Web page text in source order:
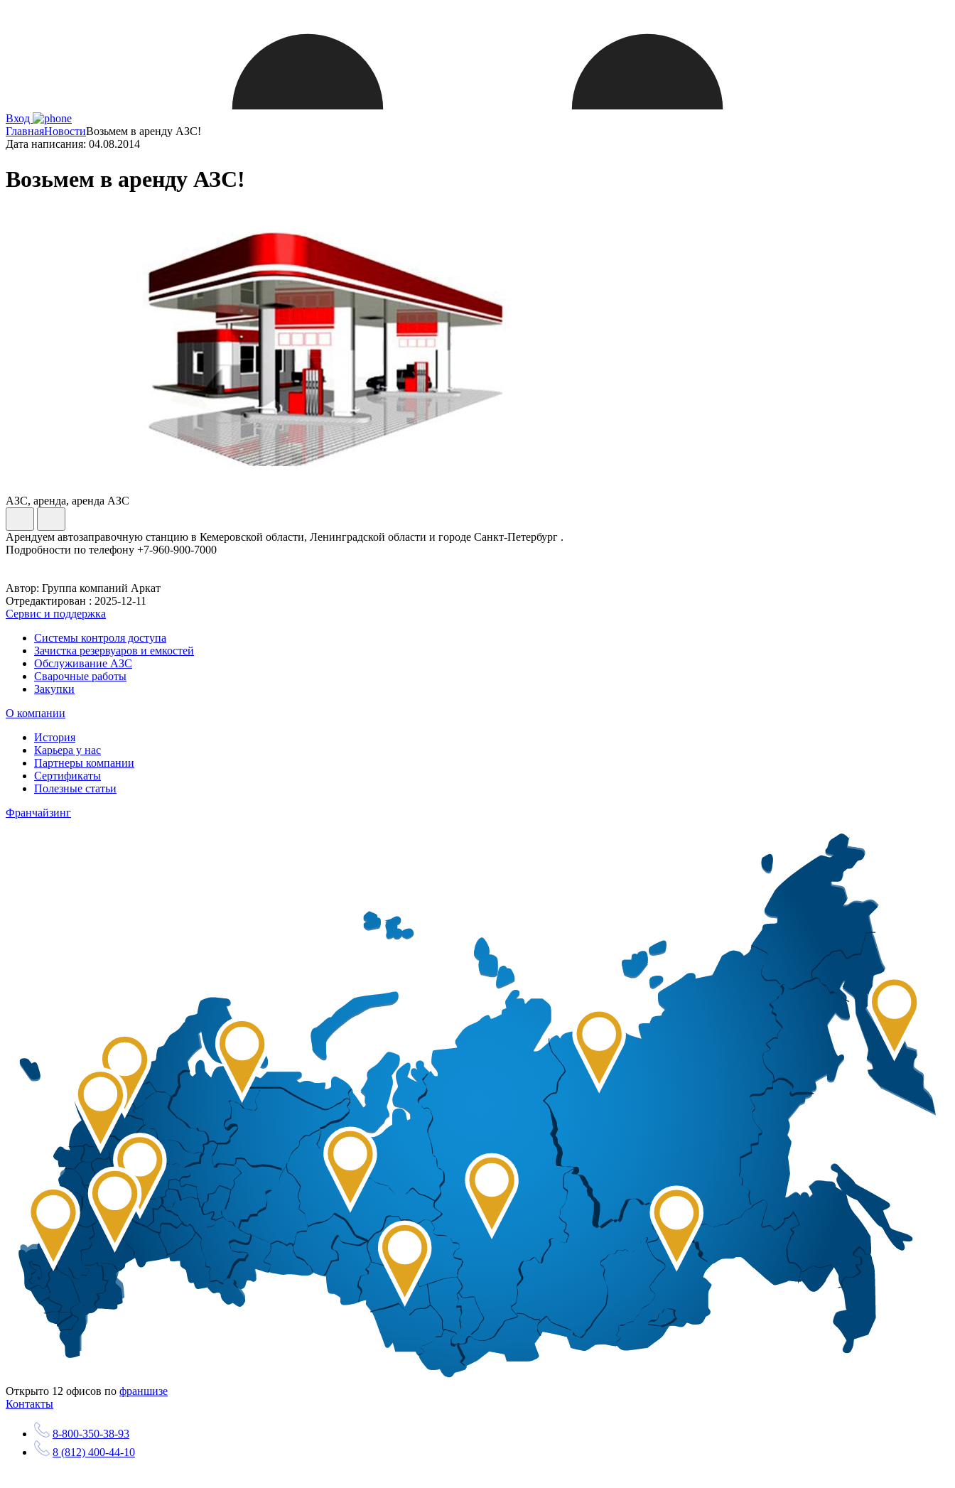
Вход
ГлавнаяНовостиВозьмем в аренду АЗС!
Дата написания: 04.08.2014
Возьмем в аренду АЗС!
АЗС, аренда, аренда АЗС
Арендуем автозаправочную станцию в Кемеровской области, Ленинградской области и городе Санкт-Петербург .
Подробности по телефону +7-960-900-7000
Автор: Группа компаний Аркат
Отредактирован : 2025-12-11
Сервис и поддержка
Системы контроля доступа
Зачистка резервуаров и емкостей
Обслуживание АЗС
Сварочные работы
Закупки
О компании
История
Карьера у нас
Партнеры компании
Сертификаты
Полезные статьи
Франчайзинг
Открыто 12 офисов по франшизе
Контакты
8-800-350-38-93
8 (812) 400-44-10